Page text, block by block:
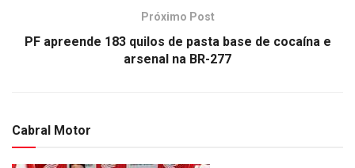
Próximo Post
PF apreende 183 quilos de pasta base de cocaína e
arsenal na BR-277
Cabral Motor